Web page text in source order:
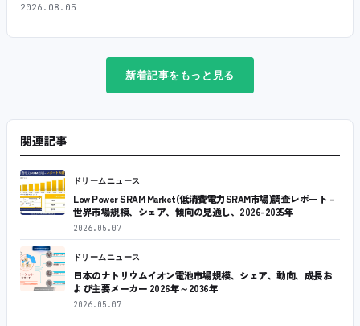
2026.08.05
新着記事をもっと見る
関連記事
ドリームニュース
Low Power SRAM Market(低消費電力SRAM市場)調査レポート –
世界市場規模、シェア、傾向の見通し、2026-2035年
2026.05.07
ドリームニュース
日本のナトリウムイオン電池市場規模、シェア、動向、成長お
よび主要メーカー 2026年～2036年
2026.05.07